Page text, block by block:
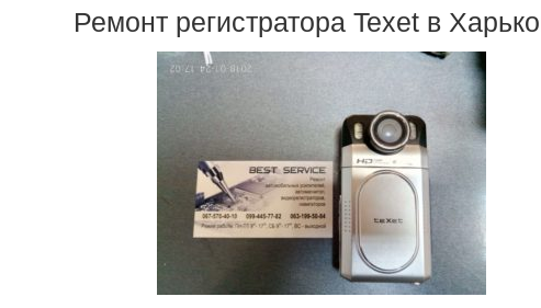
Ремонт регистратора Texet в